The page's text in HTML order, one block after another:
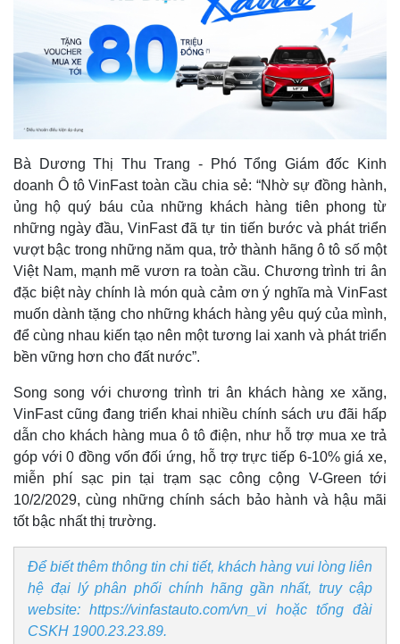
Kinh tế
Bất động sản
Khởi nghiệp
Thị trường
Giá vàng
Tiêu dùng
Bà Dương Thị Thu Trang - Phó Tổng Giám đốc Kinh
doanh Ô tô VinFast toàn cầu chia sẻ: “Nhờ sự đồng hành,
ủng hộ quý báu của những khách hàng tiên phong từ
những ngày đầu, VinFast đã tự tin tiến bước và phát triển
vượt bậc trong những năm qua, trở thành hãng ô tô số một
Việt Nam, mạnh mẽ vươn ra toàn cầu. Chương trình tri ân
đặc biệt này chính là món quà cảm ơn ý nghĩa mà VinFast
muốn dành tặng cho những khách hàng yêu quý của mình,
để cùng nhau kiến tạo nên một tương lai xanh và phát triển
bền vững hơn cho đất nước”.
Song song với chương trình tri ân khách hàng xe xăng,
VinFast cũng đang triển khai nhiều chính sách ưu đãi hấp
dẫn cho khách hàng mua ô tô điện, như hỗ trợ mua xe trả
góp với 0 đồng vốn đối ứng, hỗ trợ trực tiếp 6-10% giá xe,
miễn phí sạc pin tại trạm sạc công cộng V-Green tới
10/2/2029, cùng những chính sách bảo hành và hậu mãi
tốt bậc nhất thị trường.
Để biết thêm thông tin chi tiết, khách hàng vui lòng liên
hệ đại lý phân phối chính hãng gần nhất, truy cập
website: https://vinfastauto.com/vn_vi hoặc tổng đài
CSKH 1900.23.23.89.